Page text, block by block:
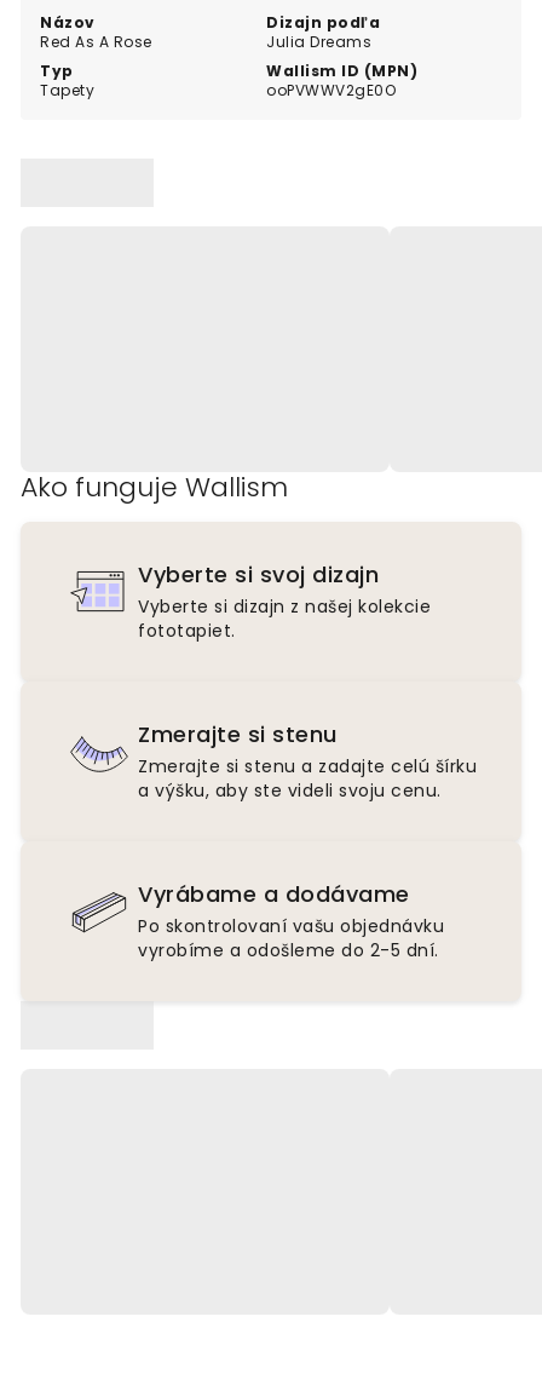
Názov
Red As A Rose
Dizajn podľa
Julia Dreams
Typ
Tapety
Wallism ID (MPN)
ooPVWWV2gE0O
Ako funguje Wallism
Vyberte si svoj dizajn
Vyberte si dizajn z našej kolekcie
fototapiet.
Zmerajte si stenu
Zmerajte si stenu a zadajte celú šírku
a výšku, aby ste videli svoju cenu.
Vyrábame a dodávame
Po skontrolovaní vašu objednávku
vyrobíme a odošleme do 2-5 dní.